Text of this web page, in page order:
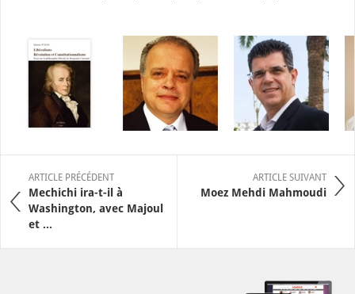
ARTICLE PRÉCÉDENT
Mechichi ira-t-il à
Washington, avec Majoul
et ...
ARTICLE SUIVANT
Moez Mehdi Mahmoudi